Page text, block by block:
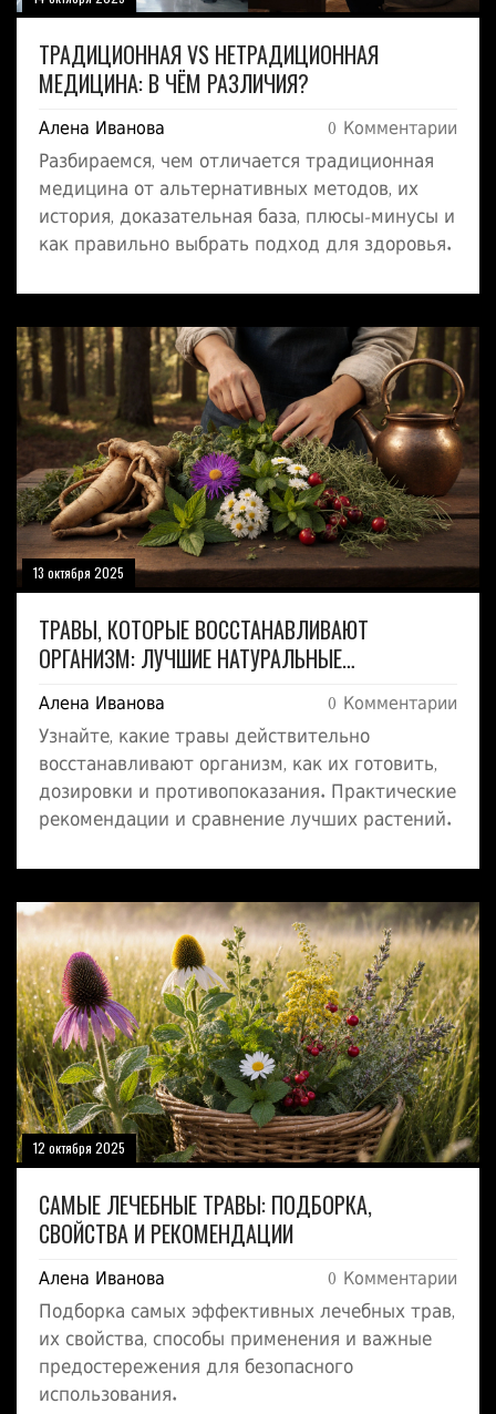
ТРАДИЦИОННАЯ VS НЕТРАДИЦИОННАЯ
МЕДИЦИНА: В ЧЁМ РАЗЛИЧИЯ?
Алена Иванова 0 Комментарии
Разбираемся, чем отличается традиционная
медицина от альтернативных методов, их
история, доказательная база, плюсы‑минусы и
как правильно выбрать подход для здоровья.
13 октября 2025
ТРАВЫ, КОТОРЫЕ ВОССТАНАВЛИВАЮТ
ОРГАНИЗМ: ЛУЧШИЕ НАТУРАЛЬНЫЕ
Алена Иванова 0 Комментарии
Узнайте, какие травы действительно
восстанавливают организм, как их готовить,
дозировки и противопоказания. Практические
рекомендации и сравнение лучших растений.
12 октября 2025
САМЫЕ ЛЕЧЕБНЫЕ ТРАВЫ: ПОДБОРКА,
СВОЙСТВА И РЕКОМЕНДАЦИИ
Алена Иванова 0 Комментарии
Подборка самых эффективных лечебных трав,
их свойства, способы применения и важные
предостережения для безопасного
использования.